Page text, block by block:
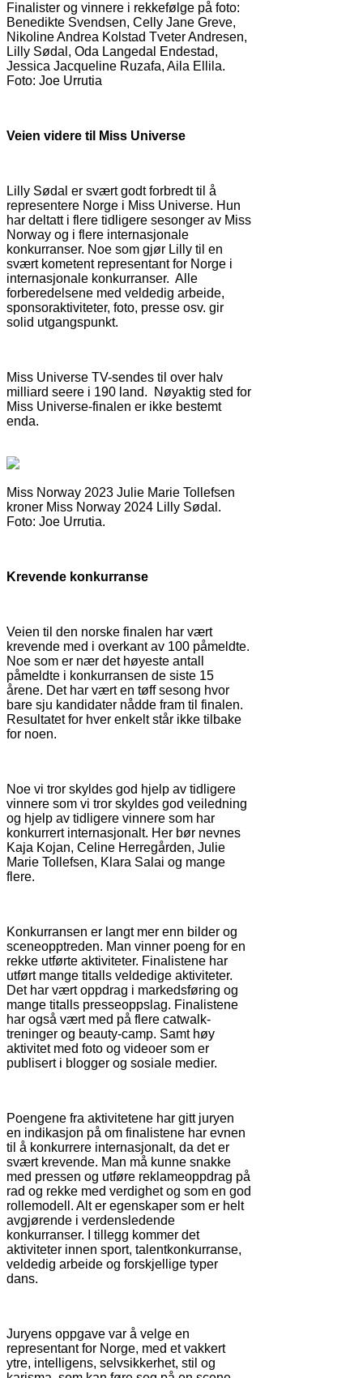
Finalister og vinnere i rekkefølge på foto:
Benedikte Svendsen, Celly Jane Greve,
Nikoline Andrea Kolstad Tveter Andresen,
Lilly Sødal, Oda Langedal Endestad,
Jessica Jacqueline Ruzafa, Aila Ellila.
Foto: Joe Urrutia
Veien videre til Miss Universe
Lilly Sødal er svært godt forbredt til å
representere Norge i Miss Universe. Hun
har deltatt i flere tidligere sesonger av Miss
Norway og i flere internasjonale
konkurranser. Noe som gjør Lilly til en
svært kometent representant for Norge i
internasjonale konkurranser. Alle
forberedelsene med veldedig arbeide,
sponsoraktiviteter, foto, presse osv. gir
solid utgangspunkt.
Miss Universe TV-sendes til over halv
milliard seere i 190 land. Nøyaktig sted for
Miss Universe-finalen er ikke bestemt
enda.
Miss Norway 2023 Julie Marie Tollefsen
kroner Miss Norway 2024 Lilly Sødal.
Foto: Joe Urrutia.
Krevende konkurranse
Veien til den norske finalen har vært
krevende med i overkant av 100 påmeldte.
Noe som er nær det høyeste antall
påmeldte i konkurransen de siste 15
årene. Det har vært en tøff sesong hvor
bare sju kandidater nådde fram til finalen.
Resultatet for hver enkelt står ikke tilbake
for noen.
Noe vi tror skyldes god hjelp av tidligere
vinnere som vi tror skyldes god veiledning
og hjelp av tidligere vinnere som har
konkurrert internasjonalt. Her bør nevnes
Kaja Kojan, Celine Herregården, Julie
Marie Tollefsen, Klara Salai og mange
flere.
Konkurransen er langt mer enn bilder og
sceneopptreden. Man vinner poeng for en
rekke utførte aktiviteter. Finalistene har
utført mange titalls veldedige aktiviteter.
Det har vært oppdrag i markedsføring og
mange titalls presseoppslag. Finalistene
har også vært med på flere catwalk-
treninger og beauty-camp. Samt høy
aktivitet med foto og videoer som er
publisert i blogger og sosiale medier.
Poengene fra aktivitetene har gitt juryen
en indikasjon på om finalistene har evnen
til å konkurrere internasjonalt, da det er
svært krevende. Man må kunne snakke
med pressen og utføre reklameoppdrag på
rad og rekke med verdighet og som en god
rollemodell. Alt er egenskaper som er helt
avgjørende i verdensledende
konkurranser. I tillegg kommer det
aktiviteter innen sport, talentkonkurranse,
veldedig arbeide og forskjellige typer
dans.
Juryens oppgave var å velge en
representant for Norge, med et vakkert
ytre, intelligens, selvsikkerhet, stil og